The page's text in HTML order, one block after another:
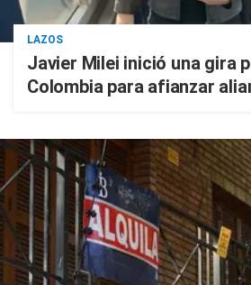
LAZOS
Javier Milei inició una gira
Colombia para afianzar